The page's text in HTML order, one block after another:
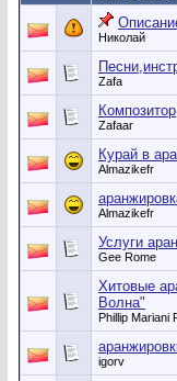
Николай
Zafa
Zafaar
Курай в
Almazikefr
Almazikefr
Услуги
Gee Rome
Хитовые
Волна"
Phillip Mariani
igorv